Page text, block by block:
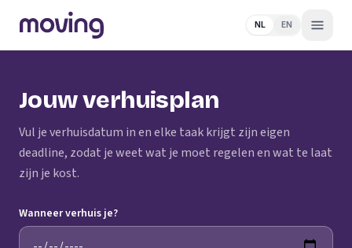
NL EN
Jouw verhuisplan
Vul je verhuisdatum in en elke taak krijgt zijn eigen
deadline, zodat je weet wat je moet regelen en wat te laat
zijn je kost.
Wanneer verhuis je?